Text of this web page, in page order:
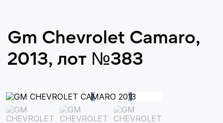
Gm Chevrolet Camaro,
2013, лот №383